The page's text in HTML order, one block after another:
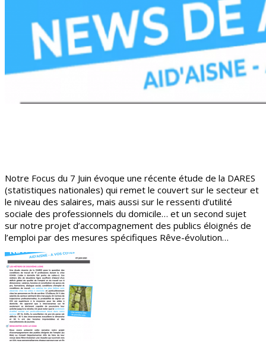
Notre Focus du 7 Juin évoque une récente étude de la DARES
(statistiques nationales) qui remet le couvert sur le secteur et
le niveau des salaires, mais aussi sur le ressenti d’utilité
sociale des professionnels du domicile… et un second sujet
sur notre projet d’accompagnement des publics éloignés de
l’emploi par des mesures spécifiques Rêve-évolution…